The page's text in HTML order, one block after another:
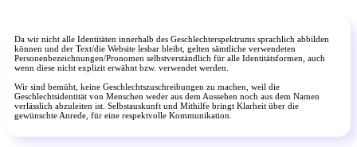
Da wir nicht alle Identitäten innerhalb des Geschlechterspektrums sprachlich abbilden
können und der Text/die Website lesbar bleibt, gelten sämtliche verwendeten
Personenbezeichnungen/Pronomen selbstverständlich für alle Identitätsformen, auch
wenn diese nicht explizit erwähnt bzw. verwendet werden.
Wir sind bemüht, keine Geschlechtszuschreibungen zu machen, weil die
Geschlechtsidentität von Menschen weder aus dem Aussehen noch aus dem Namen
verlässlich abzuleiten ist. Selbstauskunft und Mithilfe bringt Klarheit über die
gewünschte Anrede, für eine respektvolle Kommunikation.